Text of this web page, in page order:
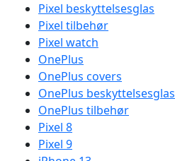
Pixel beskyttelsesglas
Pixel tilbehør
Pixel watch
OnePlus
OnePlus covers
OnePlus beskyttelsesglas
OnePlus tilbehør
Pixel 8
Pixel 9